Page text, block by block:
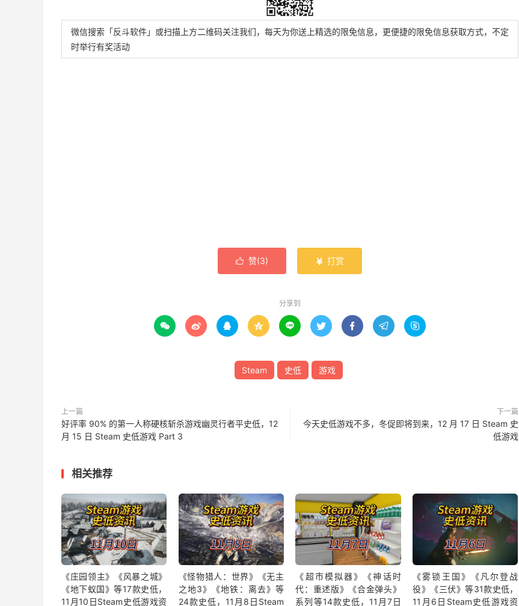
微信搜索「反斗软件」或扫描上方二维码关注我们，每天为你送上精选的限免信息，更便捷的限免信息获取方式，不定
时举行有奖活动
 赞(3)  打赏
分享到
        
Steam 史低 游戏
上一篇
好评率 90% 的第一人称硬核斩杀游戏幽灵行者平史低，12
月 15 日 Steam 史低游戏 Part 3
下一篇
今天史低游戏不多，冬促即将到来，12 月 17 日 Steam 史
低游戏
相关推荐
《庄园领主》《风暴之城》
《地下蚁国》等17款史低，
11月10日Steam史低游戏资
《怪物猎人：世界》《无主
之地3》《地铁：离去》等
24款史低，11月8日Steam
《超市模拟器》《神话时
代：重述版》《合金弹头》
系列等14款史低，11月7日
《雾锁王国》《凡尔登战
役》《三伏》等31款史低，
11月6日Steam史低游戏资